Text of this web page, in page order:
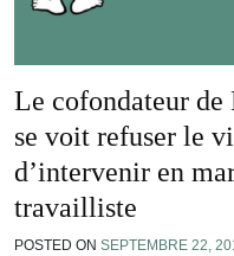
Le cofondateur
se voit refuser le
d’intervenir en
travailliste
POSTED ON SEPTEMBRE 22,